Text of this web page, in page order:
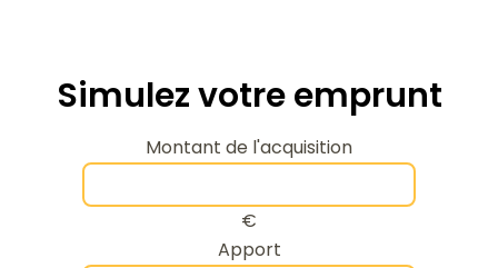
Simulez votre emprunt
Montant de l'acquisition
€
Apport